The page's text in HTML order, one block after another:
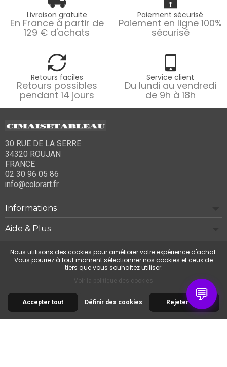
Livraison gratuite
En France à partir de
129 € d'achats
Paiement sécurisé
Paiement en ligne 100%
sécurisé
Retours faciles
Retours possibles
pendant 14 jours
Service client
Du lundi au vendredi
de 9h à 18h
30 RUE DE LA SERRE
34320 ROUJAN
FRANCE
02 30 96 05 86
info@colorart.fr
Informations
Aide & Plus
Notre société
Contactez-nous
💬
© 2026 Cimaise Tableau. Tous droits réservés.
Nous utilisons des cookies pour améliorer votre expérience d'achat.
Vous pourrez à tout moment sélectionner nos cookies et ceux de
tiers que vous souhaitez utiliser.
Voir la politique des cookies
Accepter tout Rejeter tout
Définir des cookies